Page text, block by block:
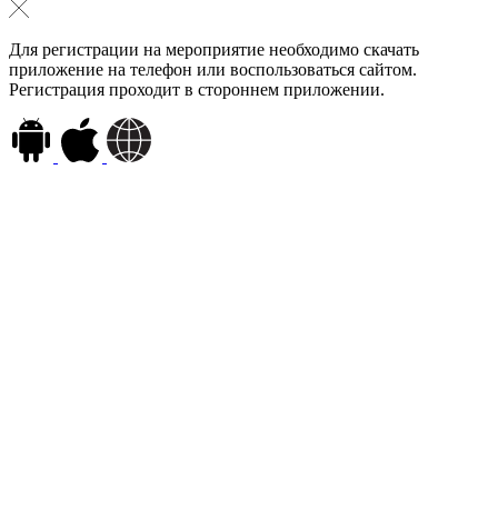
Для регистрации на мероприятие необходимо скачать
приложение на телефон или воспользоваться сайтом.
Регистрация проходит в стороннем приложении.